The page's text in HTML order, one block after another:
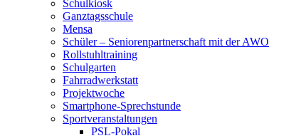
Schulkiosk
Ganztagsschule
Mensa
Schüler – Seniorenpartnerschaft mit der AWO
Rollstuhltraining
Schulgarten
Fahrradwerkstatt
Projektwoche
Smartphone-Sprechstunde
Sportveranstaltungen
PSL-Pokal